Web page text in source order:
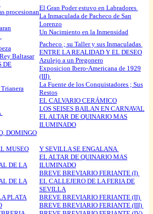
procesionan
El Gran Poder estuvo en Labradores
La Inmaculada de Pacheco de San
Lorenzo
Un Nacimiento en la Inmensidad
Baltasar
DE
Pacheco ; su Taller y sus Inmaculadas
ENTRE LA REALIDAD Y EL DESEO
Azulejo a un Pregonero
Exposicion Ibero-Americana de 1929
(III)
La Fuente de los Conquistadores ; Sus
Restos
EL CALVARIO CERÁMICO
LOS SEISES BAILAN EN CARNAVAL
EL ALTAR DE QUINARIO MAS
ILUMINADO
DOMINGO
MUSEO
DE LA
DE LA
PLATA
Y SEVILLA SE ENGALANA
EL ALTAR DE QUINARIO MAS
ILUMINADO
BREVE BREVIARIO FERIANTE (I)
EL CALLEJERO DE LA FERIA DE
SEVILLA
BREVE BREVIARIO FERIANTE (II)
BREVE BREVIARIO FERIANTE (III)